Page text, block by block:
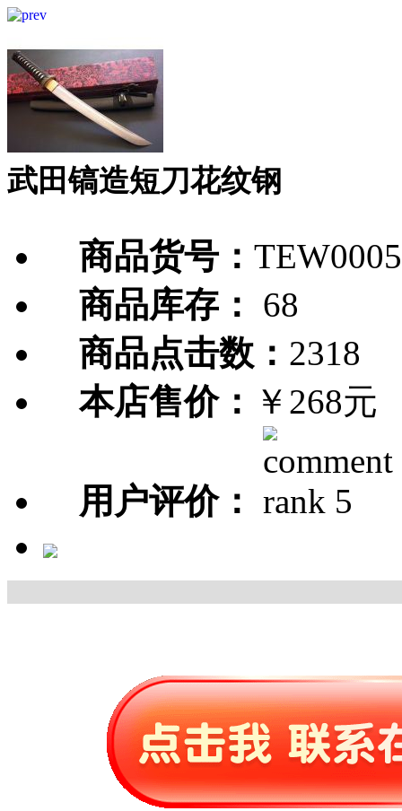
武田镐造短刀花纹钢
商品货号：
商品库存：
68
商品点击数： 2318
本店售价： ￥268元
用户评价：